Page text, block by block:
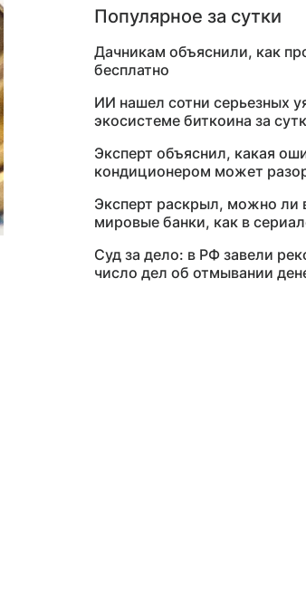
Популярное за сутки
Дачникам объяснили, как
бесплатно
ИИ нашел сотни серьезных
экосистеме биткоина за
Эксперт объяснил, какая
кондиционером может
Эксперт раскрыл, можно ли
мировые банки, как в
Суд за дело: в РФ завели
число дел об отмывании